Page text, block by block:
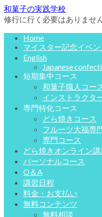
和菓子の実践学校
修行に行く必要はありませ
Home
マイスター記念イベン
English
Japanese
短期集中コース
和菓子職人コー
インストラクタ
専門特化コース
どら焼きコース
フルーツ大福専
専門コース
どら焼きオンライン講
パーソナルコース
Q＆A
講習日程
料金・お支払い
無料コンテンツ
無料相談